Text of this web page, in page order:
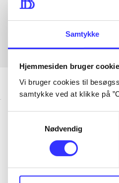
Samtykke
Hjemmesiden bruger
Vi bruger cookies til
samtykke ved at klikke på
Nødvendig
...